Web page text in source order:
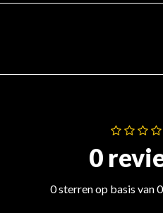
0
0 sterren op basis van